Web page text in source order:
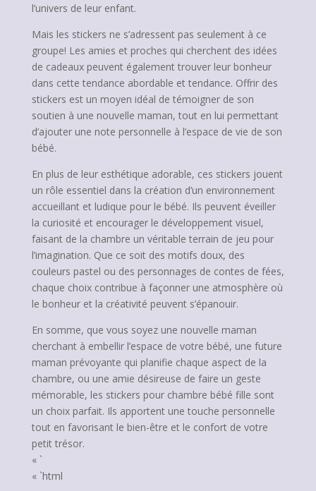
l’univers de leur enfant.
Mais les stickers ne s’adressent pas seulement à ce
groupe! Les amies et proches qui cherchent des idées
de cadeaux peuvent également trouver leur bonheur
dans cette tendance abordable et tendance. Offrir des
stickers est un moyen idéal de témoigner de son
soutien à une nouvelle maman, tout en lui permettant
d’ajouter une note personnelle à l’espace de vie de son
bébé.
En plus de leur esthétique adorable, ces stickers jouent
un rôle essentiel dans la création d’un environnement
accueillant et ludique pour le bébé. Ils peuvent éveiller
la curiosité et encourager le développement visuel,
faisant de la chambre un véritable terrain de jeu pour
l’imagination. Que ce soit des motifs doux, des
couleurs pastel ou des personnages de contes de fées,
chaque choix contribue à façonner une atmosphère où
le bonheur et la créativité peuvent s’épanouir.
En somme, que vous soyez une nouvelle maman
cherchant à embellir l’espace de votre bébé, une future
maman prévoyante qui planifie chaque aspect de la
chambre, ou une amie désireuse de faire un geste
mémorable, les stickers pour chambre bébé fille sont
un choix parfait. Ils apportent une touche personnelle
tout en favorisant le bien-être et le confort de votre
petit trésor.
« `
« `html